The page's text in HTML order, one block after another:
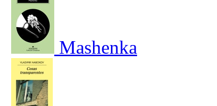
Mashenka